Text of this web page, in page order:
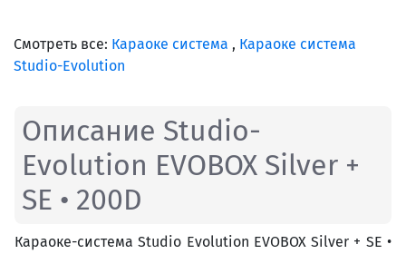
Смотреть все: Караоке система , Караоке система
Studio-Evolution
Описание Studio-
Evolution EVOBOX Silver +
SE • 200D
Караоке-система Studio Evolution EVOBOX Silver + SE •